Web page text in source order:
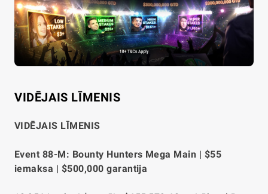
VIDĒJAIS LĪMENIS
VIDĒJAIS LĪMENIS
Event 88-M: Bounty Hunters Mega Main | $55
iemaksa | $500,000 garantija